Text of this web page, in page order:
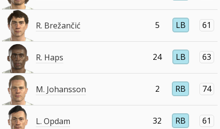
R. Brežančić 5 LB 61
R. Haps 24 LB 63
M. Johansson 2 RB 74
L. Opdam 32 RB 61